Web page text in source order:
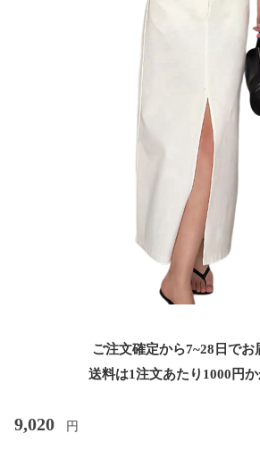
ご注文確定から7~28日でお
送料は1注文あたり 1000 円
9,020 円